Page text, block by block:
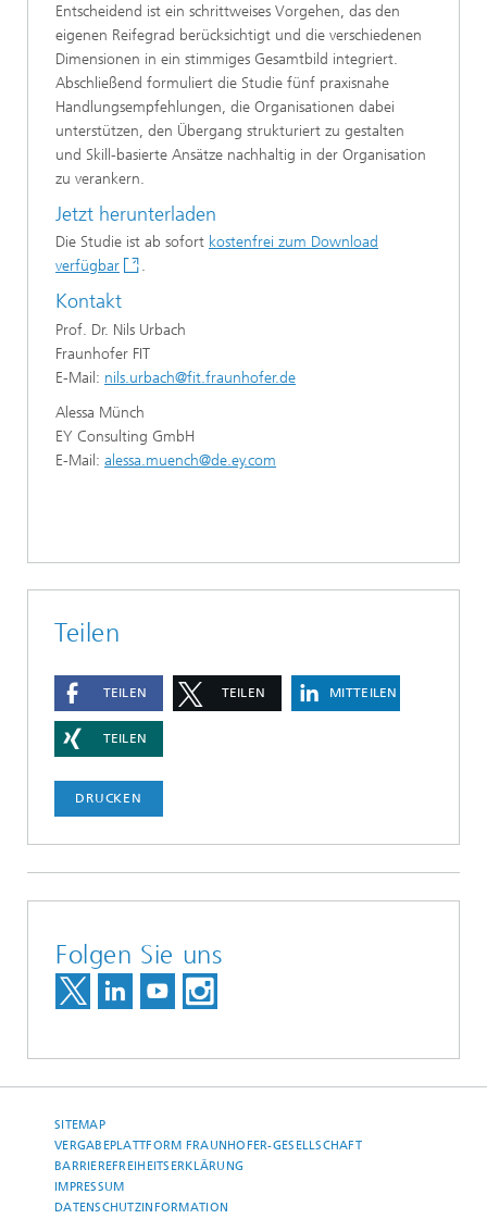
Entscheidend ist ein schrittweises Vorgehen, das den
eigenen Reifegrad berücksichtigt und die verschiedenen
Dimensionen in ein stimmiges Gesamtbild integriert.
Abschließend formuliert die Studie fünf praxisnahe
Handlungsempfehlungen, die Organisationen dabei
unterstützen, den Übergang strukturiert zu gestalten
und Skill-basierte Ansätze nachhaltig in der Organisation
zu verankern.
Jetzt herunterladen
Die Studie ist ab sofort kostenfrei zum Download
verfügbar
.
Kontakt
Prof. Dr. Nils Urbach
Fraunhofer FIT
E-Mail: nils.urbach@fit.fraunhofer.de
Alessa Münch
EY Consulting GmbH
E-Mail: alessa.muench@de.ey.com
Teilen
TEILEN TEILEN MITTEILEN
TEILEN
DRUCKEN
Folgen Sie uns
SITEMAP
VERGABEPLATTFORM FRAUNHOFER-GESELLSCHAFT
BARRIEREFREIHEITSERKLÄRUNG
IMPRESSUM
DATENSCHUTZINFORMATION